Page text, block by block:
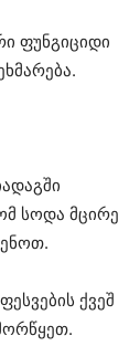
ფუნგიციდი
სოდა მცირე
ქვეშ